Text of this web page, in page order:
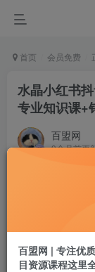
首页 会员免费
水晶小红书
专业知识课+
百盟网
9个月前更
百盟网 | 专注优
目资源课程这里